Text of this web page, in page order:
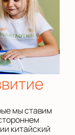
мы ставим
китайский